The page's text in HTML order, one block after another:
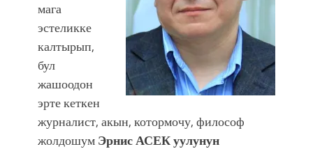
мага
эстеликке
калтырып,
бул
жашоодон
эрте кеткен
журналист, акын, котормочу, философ
жолдошумЭрнис АСЕК уулунун